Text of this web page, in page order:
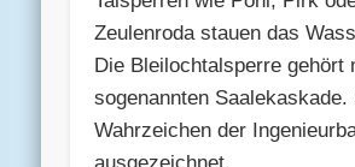
Zeulenroda stauen das
Die Bleilochtalsperre gehört
sogenannten
Wahrzeichen der